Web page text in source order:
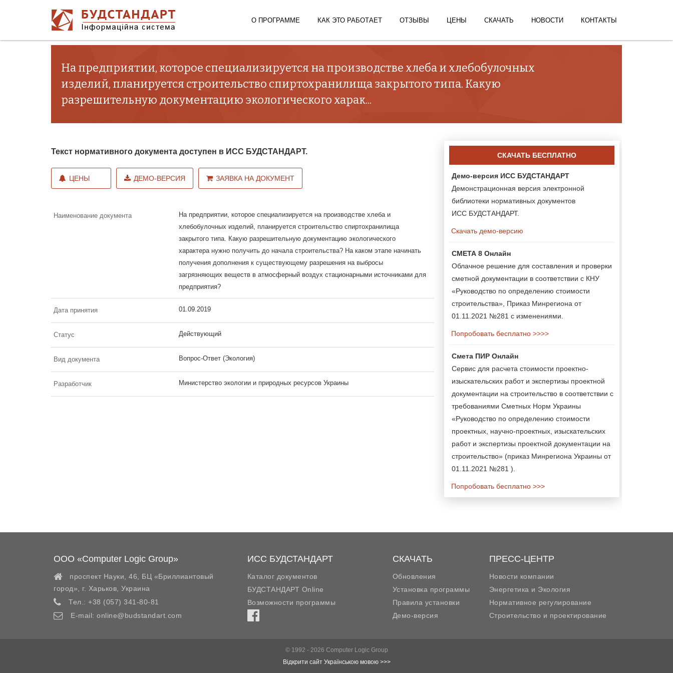
О ПРОГРАММЕ КАК ЭТО РАБОТАЕТ ОТЗЫВЫ ЦЕНЫ СКАЧАТЬ НОВОСТИ КОНТАКТЫ
На предприятии, которое специализируется на производстве хлеба и хлебобулочных
изделий, планируется строительство спиртохранилища закрытого типа. Какую
разрешительную документацию экологического харак...
Текст нормативного документа доступен в ИСС БУДСТАНДАРТ.
ЦЕНЫ ДЕМО-ВЕРСИЯ ЗАЯВКА НА ДОКУМЕНТ
Наименование документа
На предприятии, которое специализируется на производстве хлеба и
хлебобулочных изделий, планируется строительство спиртохранилища
закрытого типа. Какую разрешительную документацию экологического
характера нужно получить до начала строительства? На каком этапе начинать
получения дополнения к существующему разрешения на выбросы
загрязняющих веществ в атмосферный воздух стационарными источниками для
предприятия?
Дата принятия 01.09.2019
Статус Действующий
Вид документа Вопрос-Ответ (Экология)
Разработчик Министерство экологии и природных ресурсов Украины
СКАЧАТЬ БЕСПЛАТНО
Демо-версия ИСС БУДСТАНДАРТ
Демонстрационная версия электронной
библиотеки нормативных документов
ИСС БУДСТАНДАРТ.
Скачать демо-версию
СМЕТА 8 Онлайн
Облачное решение для составления и проверки
сметной документации в соответствии с КНУ
«Руководство по определению стоимости
строительства», Приказ Минрегиона от
01.11.2021 №281 с изменениями.
Попробовать бесплатно >>>>
Смета ПИР Онлайн
Сервис для расчета стоимости проектно-
изыскательских работ и экспертизы проектной
документации на строительство в соответствии с
требованиями Сметных Норм Украины
«Руководство по определению стоимости
проектных, научно-проектных, изыскательских
работ и экспертизы проектной документации на
строительство» (приказ Минрегиона Украины от
01.11.2021 №281 ).
Попробовать бесплатно >>>
ООО «Computer Logic Group»
проспект Науки, 46, БЦ «Бриллиантовый
город»,
г. Харьков Украина
Тел.: +38 (057) 341-80-81
E-mail: online@budstandart.com
ИСС БУДСТАНДАРТ
Каталог документов
БУДСТАНДАРТ Online
Возможности программы
СКАЧАТЬ
Обновления
Установка программы
Правила установки
Демо-версия
ПРЕСС-ЦЕНТР
Новости компании
Энергетика и Экология
Нормативное регулирование
Строительство и проектирование
© 1992 - 2026 Computer Logic Group
Відкрити сайт Українською мовою >>>